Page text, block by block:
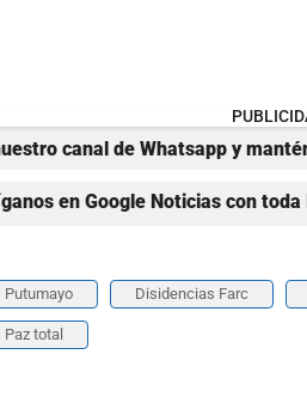
canal de Whatsapp y
en Google Noticias con
Putumayo Disidencias Farc
Paz total